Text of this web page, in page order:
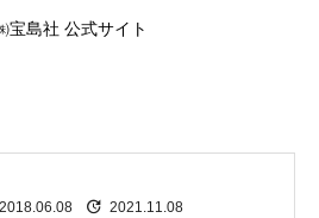
宝島社 公式サイト
2018.06.08 2021.11.08